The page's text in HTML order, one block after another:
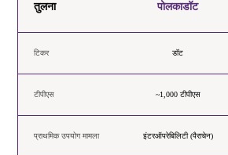
तुलना पोलकाडॉट
टिकर डॉट
टीपीएस ~1,000 टीपीएस
प्राथमिक उपयोग मामला इंटरऑपरेबिलिटी (पैराचेन)